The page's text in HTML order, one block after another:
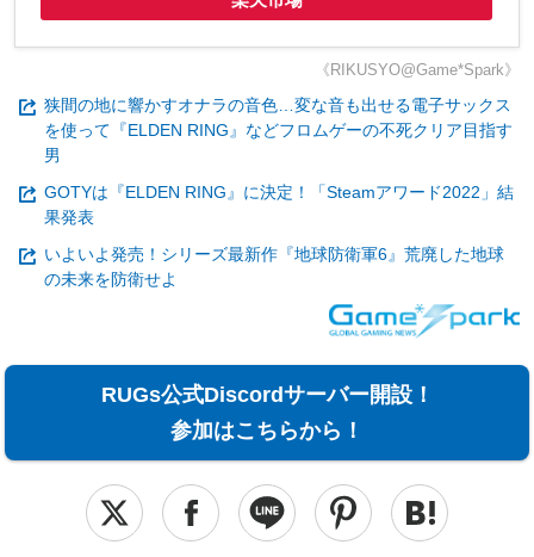
《RIKUSYO@Game*Spark》
狭間の地に響かすオナラの音色…変な音も出せる電子サックス
を使って『ELDEN RING』などフロムゲーの不死クリア目指す
男
GOTYは『ELDEN RING』に決定！「Steamアワード2022」結
果発表
いよいよ発売！シリーズ最新作『地球防衛軍6』荒廃した地球
の未来を防衛せよ
RUGs公式Discordサーバー開設！
参加はこちらから！